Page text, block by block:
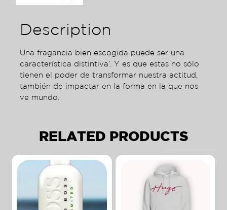
Description
Una fragancia bien escogida puede ser una
característica distintiva’. Y es que estas no sólo
tienen el poder de transformar nuestra actitud,
también de impactar en la forma en la que nos
ve mundo.
RELATED PRODUCTS